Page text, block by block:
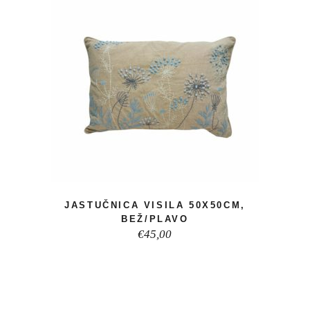
JASTUČNICA VISILA 50X50CM,
BEŽ/PLAVO
€45,00